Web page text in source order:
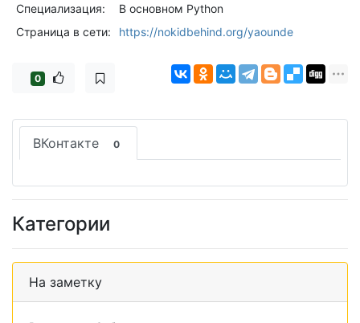
Специализация:
В основном Python
Страница в сети:
https://nokidbehind.org/yaounde
0
ВКонтакте 0
Категории
На заметку